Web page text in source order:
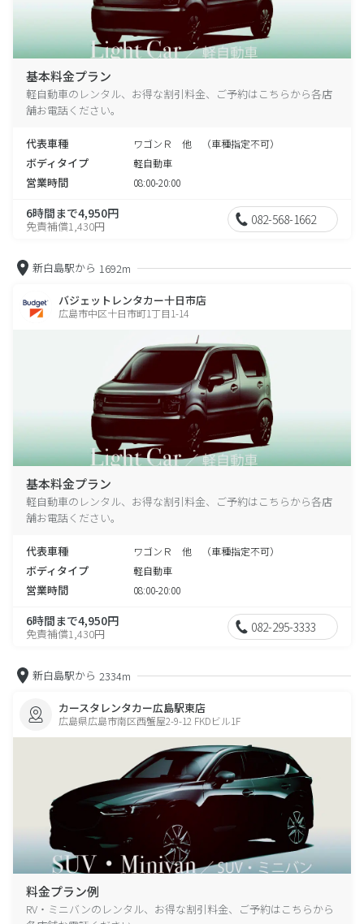
基本料金プラン
軽自動車のレンタル、お得な割引料金、ご予約はこちらから各店
舗お電話ください。
代表車種 ワゴンＲ 他 （車種指定不可）
ボディタイプ 軽自動車
営業時間 08:00-20:00
6時間まで4,950円
免責補償1,430円 082-568-1662
新白島駅から 1692m
バジェットレンタカー十日市店
広島市中区十日市町1丁目1-14
基本料金プラン
軽自動車のレンタル、お得な割引料金、ご予約はこちらから各店
舗お電話ください。
代表車種 ワゴンＲ 他 （車種指定不可）
ボディタイプ 軽自動車
営業時間 08:00-20:00
6時間まで4,950円
免責補償1,430円 082-295-3333
新白島駅から 2334m
カースタレンタカー広島駅東店
広島県広島市南区西蟹屋2-9-12 FKDビル1F
料金プラン例
RV・ミニバンのレンタル、お得な割引料金、ご予約はこちらから